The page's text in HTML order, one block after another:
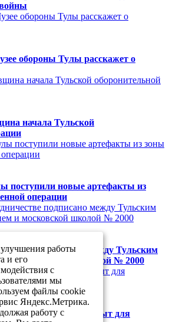
обороны Тулы расскажет о
начала Тульской
поступили новые артефакты из
операции
подписано между Тульским
и московской школой № 2000
Тулы будет закрыт для
работы
и его
с
мы
файлы cookie
Яндекс.Метрика.
работу с